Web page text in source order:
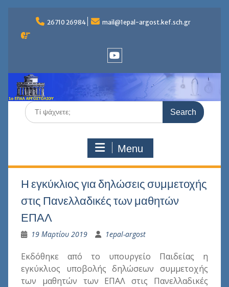
content
26710 26984 mail@1epal-argost.kef.sch.gr
Search
for:
Menu
Η εγκύκλιος για δηλώσεις συμμετοχής
στις Πανελλαδικές των μαθητών
ΕΠΑΛ
19 Μαρτίου 2019 1epal-argost
Εκδόθηκε από το υπουργείο Παιδείας η
εγκύκλιος υποβολής δηλώσεων συμμετοχής
των μαθητών των ΕΠΑΛ στις Πανελλαδικές